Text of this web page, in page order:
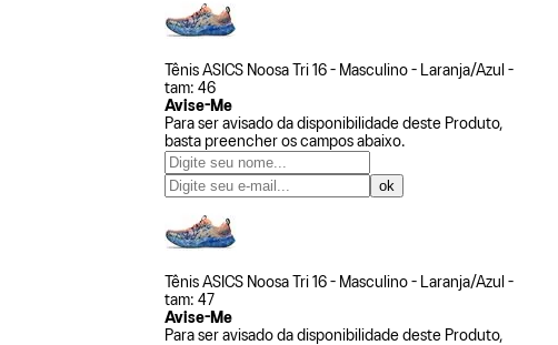
Tênis ASICS Noosa Tri 16 - Masculino - Laranja/Azul -
tam: 46
Avise-Me
Para ser avisado da disponibilidade deste Produto,
basta preencher os campos abaixo.
Tênis ASICS Noosa Tri 16 - Masculino - Laranja/Azul -
tam: 47
Avise-Me
Para ser avisado da disponibilidade deste Produto,